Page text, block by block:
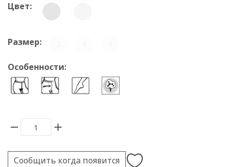
Цвет:
Размер:
Особенности:
Сообщить когда появится